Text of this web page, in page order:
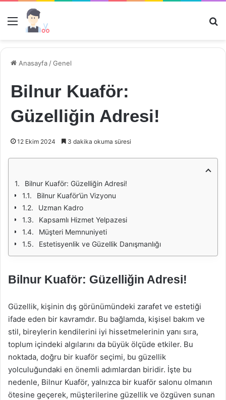
Menü
Anasayfa /Genel
Bilnur Kuaför:
Güzelliğin Adresi!
12 Ekim 2024 3 dakika okuma süresi
Bilnur Kuaför: Güzelliğin Adresi!
Bilnur Kuaför’ün Vizyonu
Uzman Kadro
Kapsamlı Hizmet Yelpazesi
Müşteri Memnuniyeti
Estetisyenlik ve Güzellik Danışmanlığı
Bilnur Kuaför: Güzelliğin Adresi!
Güzellik, kişinin dış görünümündeki zarafet ve estetiği
ifade eden bir kavramdır. Bu bağlamda, kişisel bakım ve
stil, bireylerin kendilerini iyi hissetmelerinin yanı sıra,
toplum içindeki algılarını da büyük ölçüde etkiler. Bu
noktada, doğru bir kuaför seçimi, bu güzellik
yolculuğundaki en önemli adımlardan biridir. İşte bu
nedenle, Bilnur Kuaför, yalnızca bir kuaför salonu olmanın
ötesine geçerek, müşterilerine güzellik ve özgüven sunan